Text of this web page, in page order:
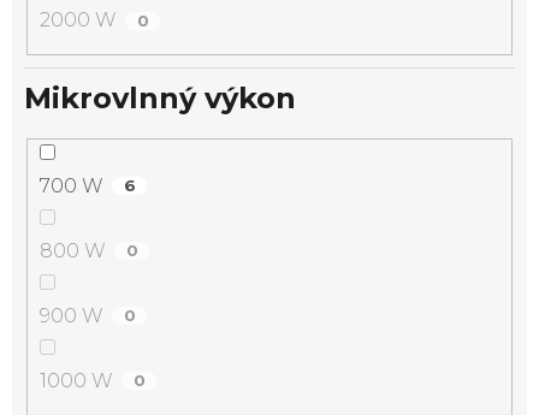
2000 W 0
Mikrovlnný výkon
700 W 6
800 W 0
900 W 0
1000 W 0